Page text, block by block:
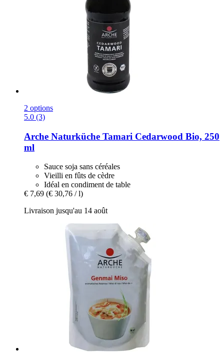
2 options
5.0 (3)
Arche Naturküche Tamari Cedarwood Bio, 250
ml
Sauce soja sans céréales
Vieilli en fûts de cèdre
Idéal en condiment de table
€ 7,69 (€ 30,76 / l)
Livraison jusqu'au 14 août